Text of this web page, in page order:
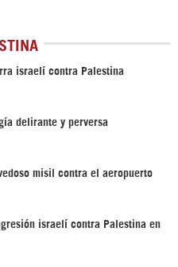
israelí contra Palestina
delirante y perversa
misil contra el aeropuerto
israelí contra Palestina en